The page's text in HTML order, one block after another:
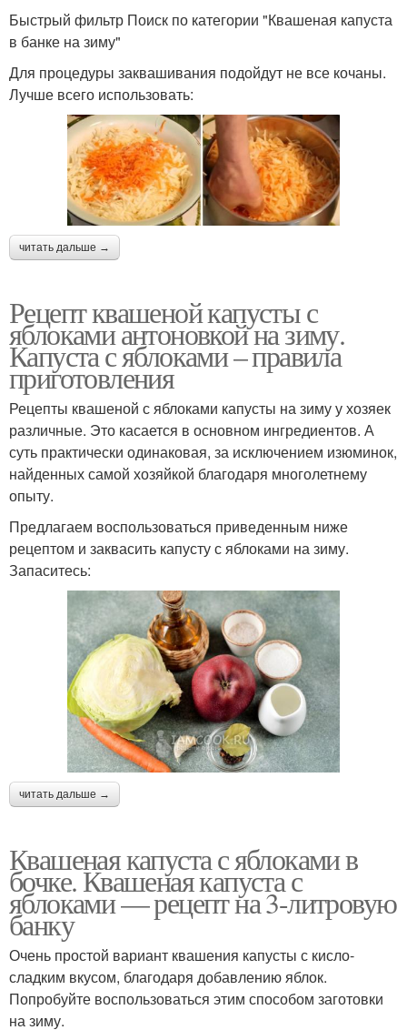
Быстрый фильтр Поиск по категории "Квашеная капуста
в банке на зиму"
Для процедуры заквашивания подойдут не все кочаны.
Лучше всего использовать:
читать дальше →
Рецепт квашеной капусты с
яблоками антоновкой на зиму.
Капуста с яблоками – правила
приготовления
Рецепты квашеной с яблоками капусты на зиму у хозяек
различные. Это касается в основном ингредиентов. А
суть практически одинаковая, за исключением изюминок,
найденных самой хозяйкой благодаря многолетнему
опыту.
Предлагаем воспользоваться приведенным ниже
рецептом и заквасить капусту с яблоками на зиму.
Запаситесь:
читать дальше →
Квашеная капуста с яблоками в
бочке. Квашеная капуста с
яблоками — рецепт на 3-литровую
банку
Очень простой вариант квашения капусты с кисло-
сладким вкусом, благодаря добавлению яблок.
Попробуйте воспользоваться этим способом заготовки
на зиму.